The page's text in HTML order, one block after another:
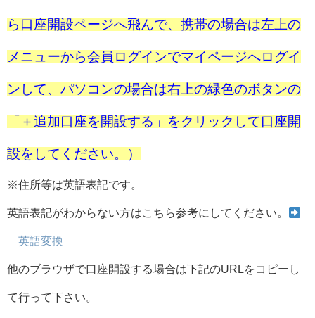
ら口座開設ページへ飛んで、携帯の場合は左上の
メニューから会員ログインでマイページへログイ
ンして、パソコンの場合は右上の緑色のボタンの
「＋追加口座を開設する」をクリックして口座開
設をしてください。）
※住所等は英語表記です。
英語表記がわからない方はこちら参考にしてください。
英語変換
他のブラウザで口座開設する場合は下記のURLをコピーし
て行って下さい。